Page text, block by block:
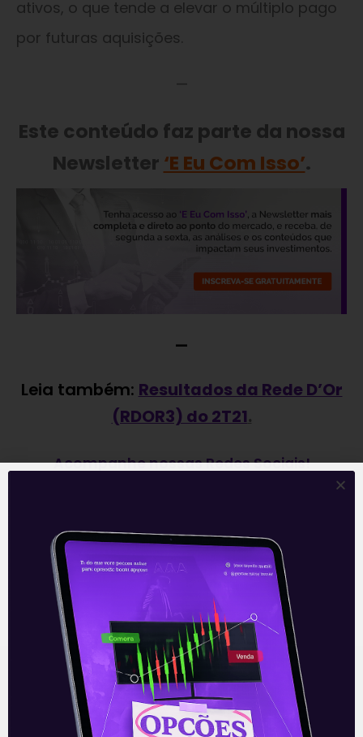
ativos, o que tende a elevar o múltiplo pago
por futuras aquisições.
—
Este conteúdo faz parte da nossa
Newsletter ‘E Eu Com Isso’.
—
Leia também: Resultados da Rede D’Or
(RDOR3) do 2T21.
Acompanhe nossas Redes Sociais!
O conteúdo foi útil para você? Compartilhe!
Recomendado para